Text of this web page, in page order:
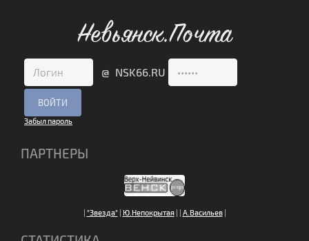
Невьянск.Почта
@ NSK66.RU
Забыл пароль
ПАРТНЕРЫ
| "Звезда"| Ю.Непокрытая| | А.Васильев|